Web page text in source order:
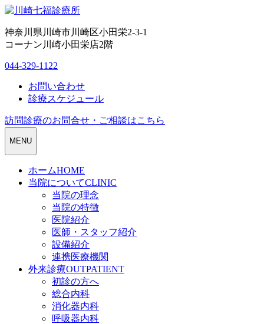
神奈川県川崎市川崎区小田栄2-3-1
コーナン川崎小田栄店2階
044-329-1122
お問い合わせ
診療スケジュール
訪問診療のお問合せ・ご相談はこちら
MENU
ホームHOME
当院についてCLINIC
当院の理念
当院の特徴
医院紹介
医師・スタッフ紹介
設備紹介
連携医療機関
外来診療OUTPATIENT
初診の方へ
総合内科
消化器内科
呼吸器内科